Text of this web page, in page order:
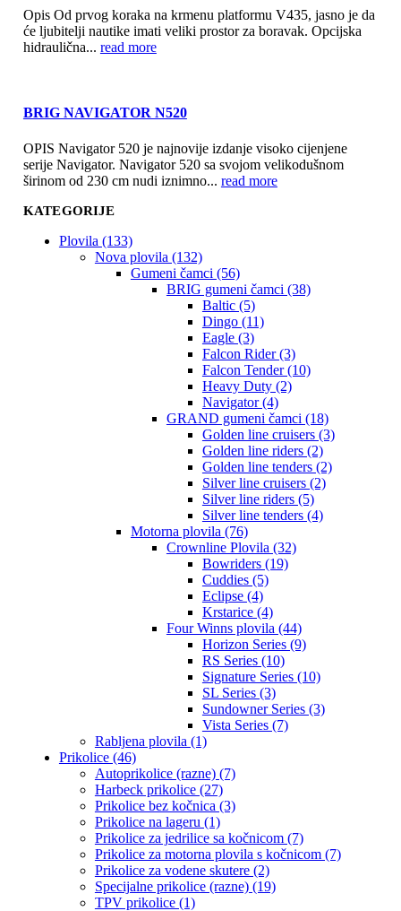
Opis Od prvog koraka na krmenu platformu V435, jasno je da
će ljubitelji nautike imati veliki prostor za boravak. Opcijska
hidraulična... read more
BRIG NAVIGATOR N520
OPIS Navigator 520 je najnovije izdanje visoko cijenjene
serije Navigator. Navigator 520 sa svojom velikodušnom
širinom od 230 cm nudi iznimno... read more
KATEGORIJE
Plovila (133)
Nova plovila (132)
Gumeni čamci (56)
BRIG gumeni čamci (38)
Baltic (5)
Dingo (11)
Eagle (3)
Falcon Rider (3)
Falcon Tender (10)
Heavy Duty (2)
Navigator (4)
GRAND gumeni čamci (18)
Golden line cruisers (3)
Golden line riders (2)
Golden line tenders (2)
Silver line cruisers (2)
Silver line riders (5)
Silver line tenders (4)
Motorna plovila (76)
Crownline Plovila (32)
Bowriders (19)
Cuddies (5)
Eclipse (4)
Krstarice (4)
Four Winns plovila (44)
Horizon Series (9)
RS Series (10)
Signature Series (10)
SL Series (3)
Sundowner Series (3)
Vista Series (7)
Rabljena plovila (1)
Prikolice (46)
Autoprikolice (razne) (7)
Harbeck prikolice (27)
Prikolice bez kočnica (3)
Prikolice na lageru (1)
Prikolice za jedrilice sa kočnicom (7)
Prikolice za motorna plovila s kočnicom (7)
Prikolice za vodene skutere (2)
Specijalne prikolice (razne) (19)
TPV prikolice (1)